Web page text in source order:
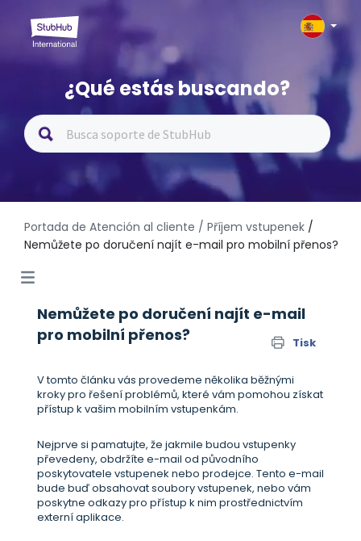
¿Qué estás buscando?
Portada de Atención al cliente / Příjem vstupenek /
Nemůžete po doručení najít e-mail pro mobilní přenos?
Nemůžete po doručení najít e-mail
pro mobilní přenos?
Tisk
V tomto článku vás provedeme několika běžnými
kroky pro řešení problémů, které vám pomohou získat
přístup k vašim mobilním vstupenkám.
Nejprve si pamatujte, že jakmile budou vstupenky
převedeny, obdržíte e-mail od původního
poskytovatele vstupenek nebo prodejce. Tento e-mail
bude buď obsahovat soubory vstupenek, nebo vám
poskytne odkazy pro přístup k nim prostřednictvím
externí aplikace.